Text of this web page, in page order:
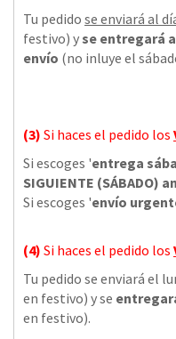
Tu pedido se enviará al
festivo) yse entregará
envío (no inluye el
(3) Si haces el pedido los
Si escoges 'entrega
SIGUIENTE (SÁBADO)
Si escoges 'envío
(4) Si haces el pedido los
Tu pedido se enviará el
en festivo) y se
en festivo).